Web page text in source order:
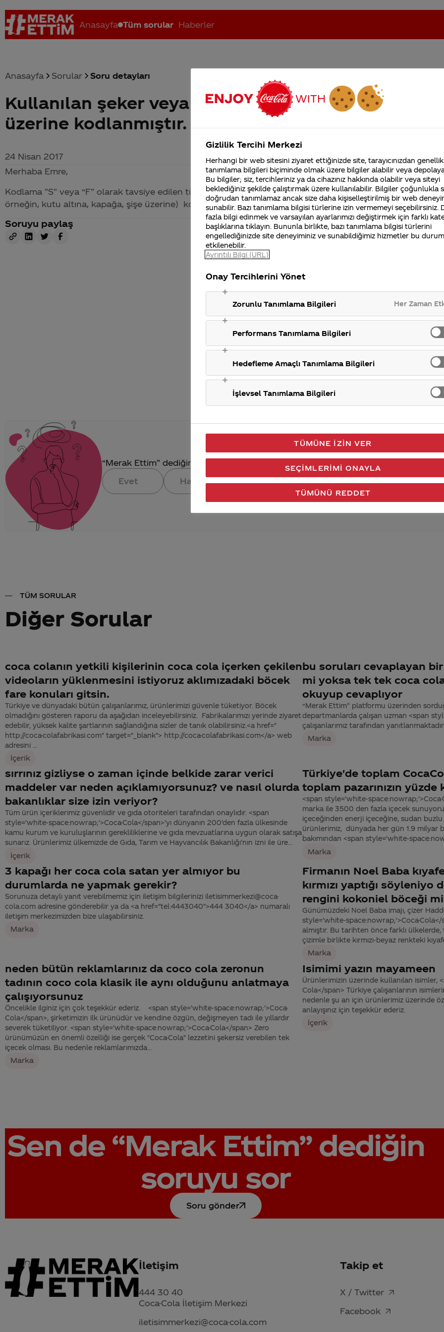
Anasayfa Tüm sorular Haberler
Coca-Cola nerenin malı? Coca cola İsrail malı mı Yani ... Coca-Cola'nın Filistin'de fabr... Coca-Cola’yı kim buldu?
Anasayfa Sorular Soru detayları
Kullanılan şeker veya fruktoz-glukoz şurubu paket
üzerine kodlanmıştır. Tam olarak nerededir?
24 Nisan 2017
Merhaba Emre,
Kodlama ”S” veya “F” olarak tavsiye edilen tüketim tarihi ile birlikte paket üzerine (paket tipine bağlı
örneğin, kutu altına, kapağa, şişe üzerine) kodlanmaktadır.
Soruyu paylaş HFCS/Mısır
“Merak Ettim” dediğin konuya verdiğimiz cevap aklındaki soru işaretlerini giderdi
Evet
Hayır
TÜM SORULAR
Diğer Sorular
coca colanın yetkili kişilerinin coca cola içerken çekilen
videoların yüklenmesini istiyoruz aklımızadaki böcek
fare konuları gitsin.
Türkiye ve dünyadaki bütün çalışanlarımız, ürünlerimizi güvenle tüketiyor. Böcek
olmadığını gösteren raporu da aşağıdan inceleyebilirsiniz. Fabrikalarımızı yerinde ziyaret
edebilir, yüksek kalite şartlarının sağlandığına sizler de tanık olabilirsiniz.<a href="
http://coca-colafabrikasi.com" target="_blank"> http://coca-colafabrikasi.com</a> web
adresini ...
İçerik
bu soruları cevaplayan
mi yoksa tek tek coca cola
okuyup cevaplıyor
“Merak Ettim” platformu üzerinden
departmanlarda çalışan uzman <span
çalışanlarımız tarafından yanıtlanmaktadır.
Marka
sırrınız gizliyse o zaman içinde belkide zarar verici
maddeler var neden açıklamıyorsunuz? ve nasıl olurda
bakanlıklar size izin veriyor?
Tüm ürün içeriklerimiz güvenlidir ve gıda otoriteleri tarafından onaylıdır. <span
style='white-space:nowrap;'>Coca-Cola</span>’yı dünyanın 200'den fazla ülkesinde
kamu kurum ve kuruluşlarının gerekliliklerine ve gıda mevzuatlarına uygun olarak satışa
sunarız. Ürünlerimiz ülkemizde de Gıda, Tarım ve Hayvancılık Bakanlığı’nın izni ile üre...
İçerik
Türkiye'de toplam
toplam pazarınızın yüzde
<span style='white-
marka ile 3500 den fazla içecek
içeceğinden enerji içeceğine, sudan
ürünlerimiz, dünyada her gün 1.9 milyar
bakımından <span style='white-
Marka
3 kapağı her coca cola satan yer almıyor bu
durumlarda ne yapmak gerekir?
Sorunuza detaylı yanıt verebilmemiz için iletişim bilgilerinizi iletisimmerkezi@coca-
cola.com adresine gönderebilir ya da <a href="tel:4443040">444 3040</a> numaralı
iletişim merkezimizden bize ulaşabilirsiniz.
Marka
Firmanın Noel Baba
kırmızı yaptığı
rengini kokoniel böceği
Günümüzdeki Noel Baba imajı, çizer
style='white-space:nowrap;'>Coca-Cola</
almıştır. Bu tarihten önce farklı
çizimle birlikte kırmızı-beyaz renkteki
Marka
neden bütün reklamlarınız da coco cola zeronun
tadının coco cola klasik ile aynı olduğunu anlatmaya
çalışıyorsunuz
Öncelikle ilginiz için çok teşekkür ederiz. <span style='white-space:nowrap;'>Coca-
Cola</span>, şirketimizin ilk ürünüdür ve kendine özgün, değişmeyen tadı ile yıllardır
severek tüketiliyor. <span style='white-space:nowrap;'>Coca-Cola</span> Zero
ürünümüzün en önemli özelliği ise gerçek "Coca-Cola" lezzetini şekersiz verebilen tek
içecek olması. Bu nedenle reklamlarımızda...
Marka
Isimimi yazın mayameen
Ürünlerimizin üzerinde kullanılan isimler,
Cola</span> Türkiye çalışanlarının
nedenle şu an için ürünlerimiz üzerinde
anlayışınız için teşekkür ederiz.
İçerik
Sen de “Merak Ettim”dediğin
soruyu sor
Soru gönder
İletişim
444 30 40
Coca-Cola İletişim Merkezi
iletisimmerkezi@coca-cola.com
Takip et
X / Twitter
Facebook
Coca-Cola Şirketi
merak ettikleriniz.
Fabrikalarımız,
sertifikalarımız, faaliyet
gösterdiğimiz ülkeler,
tarihçemiz ve daha
Gizlilik Tercihi Merkezi
Herhangi bir web sitesini ziyaret ettiğinizde site, tarayıcınızdan
tanımlama bilgileri biçiminde olmak üzere bilgiler alabilir veya
Bu bilgiler; siz, tercihleriniz ya da cihazınız hakkında olabilir veya siteyi
beklediğiniz şekilde çalıştırmak üzere kullanılabilir. Bilgiler çoğunlukla
doğrudan tanımlamaz ancak size daha kişiselleştirilmiş bir web
sunabilir. Bazı tanımlama bilgisi türlerine izin vermemeyi seçebilirsiniz.
fazla bilgi edinmek ve varsayılan ayarlarımızı değiştirmek için farklı
başlıklarına tıklayın. Bununla birlikte, bazı tanımlama bilgisi türlerini
engellediğinizde site deneyiminiz ve sunabildiğimiz hizmetler bu
etkilenebilir.
Ayrıntılı Bilgi (URL)
Onay Tercihlerini Yönet
Zorunlu Tanımlama Bilgileri Her Zaman
Performans Tanımlama Bilgileri
Hedefleme Amaçlı Tanımlama Bilgileri
İşlevsel Tanımlama Bilgileri
TÜMÜNE İZIN VER
TÜMÜNÜ REDDET
SEÇIMLERIMI ONAYLA